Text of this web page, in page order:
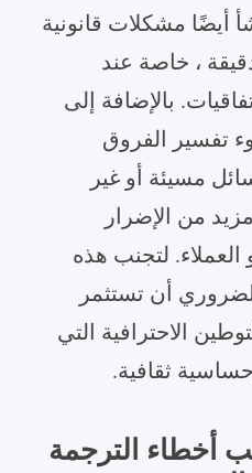
أيضًا مشكلات قانونية
، خاصة عند
بالإضافة إلى
تفسير الفروق
مسيئة أو غير
من الإضرار
العملاء. لتجنب هذه
أن تستثمر
الاحترافية التي
ثقافية.
أخطاء الترجمة